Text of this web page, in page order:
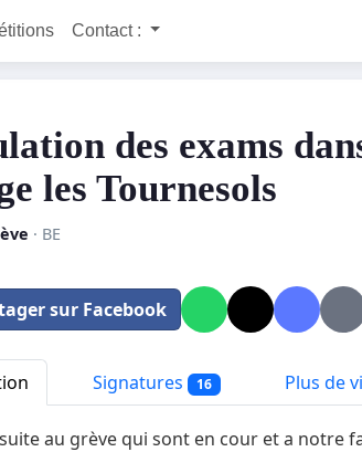
Contact :
des exams
les Tournesols
· BE
sur Facebook
Signatures 16 Plus de
au grève qui sont en cour et a notre